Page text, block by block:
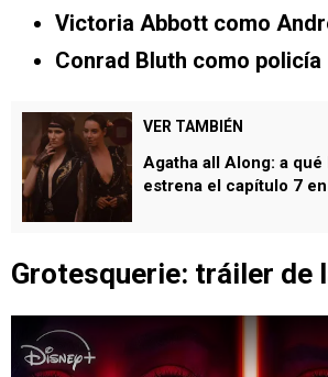
Victoria Abbott como
Conrad Bluth como policía
VER TAMBIÉN
Agatha all Along: a
estrena el capítulo 7
Grotesquerie: tráiler de